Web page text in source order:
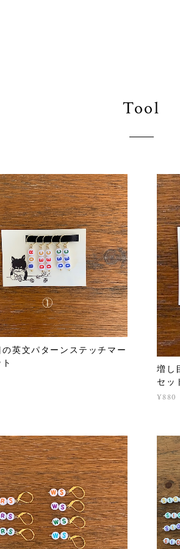
Tool
英文パターンステッチマー
増し
セッ
¥880